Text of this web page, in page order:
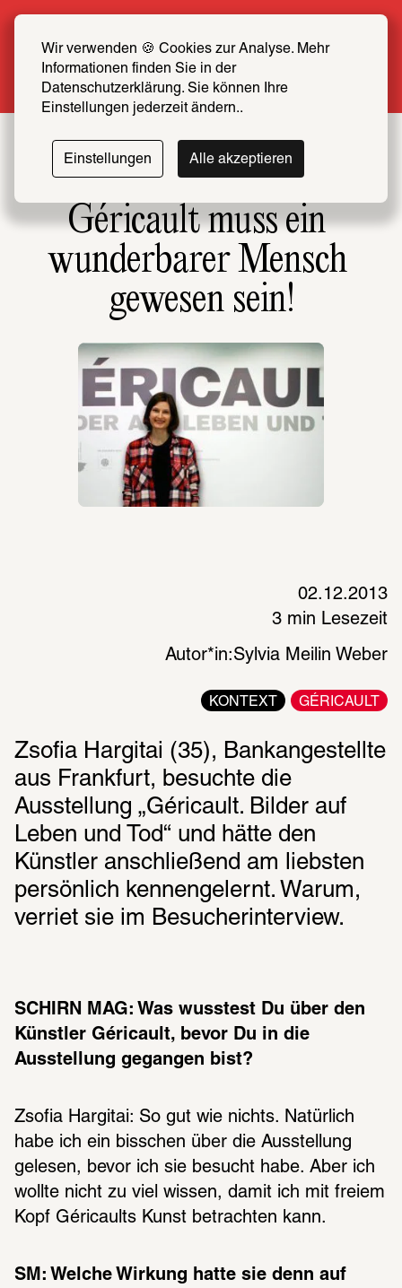
Wir verwenden 🍪 Cookies zur Analyse. Mehr
Informationen finden Sie in der
Datenschutzerklärung. Sie können Ihre
Einstellungen jederzeit ändern..
Einstellungen Alle akzeptieren
SCHIRN FREUND*IN werden
Mehr erfahren
Géricault muss ein
wunderbarer Mensch
gewesen sein!
02.12.2013
3 min Lesezeit
Autor*in:Sylvia Meilin Weber
KONTEXT GÉRICAULT
Zsofia Hargitai (35), Bankangestellte
aus Frankfurt, besuchte die
Ausstellung „Géricault. Bilder auf
Leben und Tod“ und hätte den
Künstler anschließend am liebsten
persönlich kennengelernt. Warum,
verriet sie im Besucherinterview.
SCHIRN MAG: Was wusstest Du über den
Künstler Géricault, bevor Du in die
Ausstellung gegangen bist?
Zsofia Hargitai: So gut wie nichts. Natürlich
habe ich ein bisschen über die Ausstellung
gelesen, bevor ich sie besucht habe. Aber ich
wollte nicht zu viel wissen, damit ich mit freiem
Kopf Géricaults Kunst betrachten kann.
SM: Welche Wirkung hatte sie denn auf